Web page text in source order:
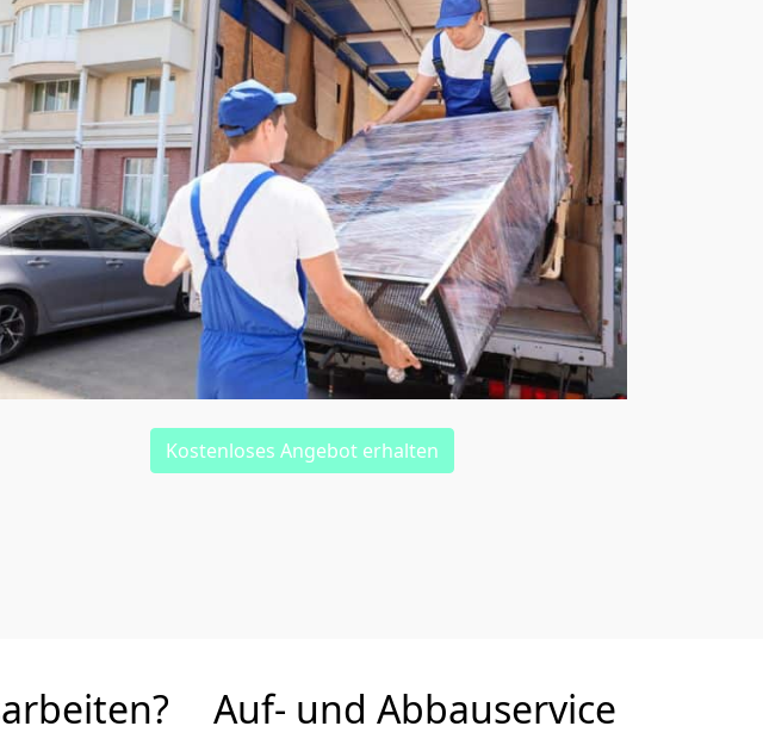
Kostenloses Angebot erhalten
Auf- und Abbauservice